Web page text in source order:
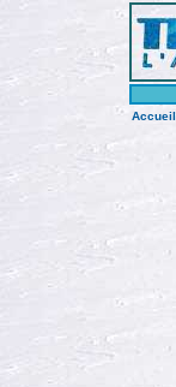
Accueil